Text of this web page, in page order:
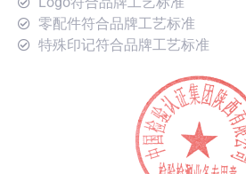
零配件符合品牌工艺标准
特殊印记符合品牌工艺标准